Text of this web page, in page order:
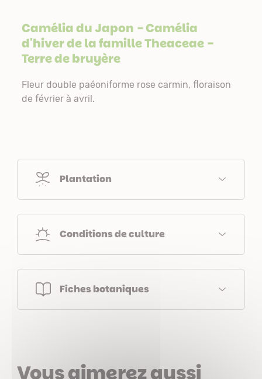
Camélia du Japon - Camélia
d'hiver de la familleTheaceae-
Terre de bruyère
Fleur double paéoniforme rose carmin, floraison
de février à avril.
Plantation
Conditions de culture
Fiches botaniques
Vous aimerez aussi